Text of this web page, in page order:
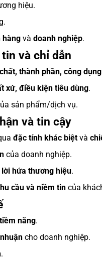
hiệu.
hàng và doanh nghiệp.
và chỉ dẫn
thành phần, công dụng
xứ, điều kiện tiêu dùng.
sản phẩm/dịch vụ.
và tin cậy
đặc tính khác biệt và
của doanh nghiệp.
hứa thương hiệu.
cầu và niềm tin của
năng.
cho doanh nghiệp.
.